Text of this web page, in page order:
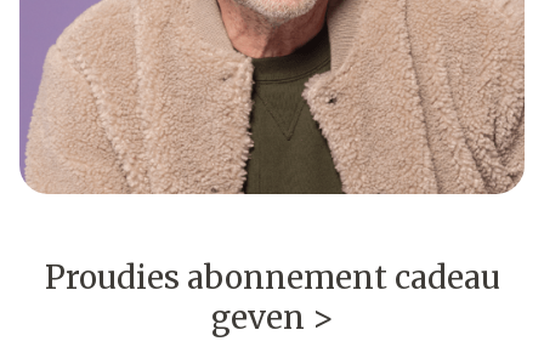
Proudies abonnement cadeau
geven >